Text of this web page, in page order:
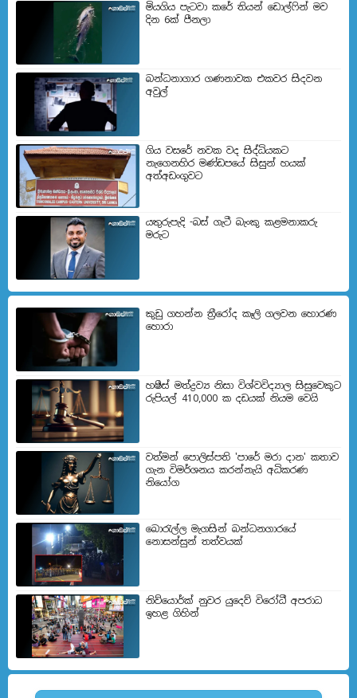
මියගිය පැටවා කරේ තියන් ඩොල්ෆින් මව
දින 6ක් පීනලා
බන්ධනාගාර ගණනාවක එකවර සිදවන
අවුල්
ගිය වසරේ නවක වද සිද්ධියකට
නැගෙනහිර මණ්ඩපයේ සිසුන් හයක්
අත්අඩංගුවට
යතුරුපැදි -බස් ගැටී බැංකු කළමනාකරු
මරුට
කුඩු ගහන්න ත්‍රීරෝද කෑලි ගලවන හොරණ
හොරා
හෂීස් මත්ද්‍රව්‍ය නිසා විශ්වවිද්‍යාල සිසුවෙකුට
රුපියල් 410,000 ක දඩයක් නියම වෙයි
වත්මන් පොලිස්පති 'පාරේ මරා දාන' කතාව
ගැන විමර්ශනය කරන්නැයි අධිකරණ
නියෝග
බොරැල්ල මැගසින් බන්ධනගාරයේ
නොසන්සුන් තත්වයක්
නිව්යොර්ක් නුවර යුදෙව් විරෝධී අපරාධ
ඉහළ ගිහින්